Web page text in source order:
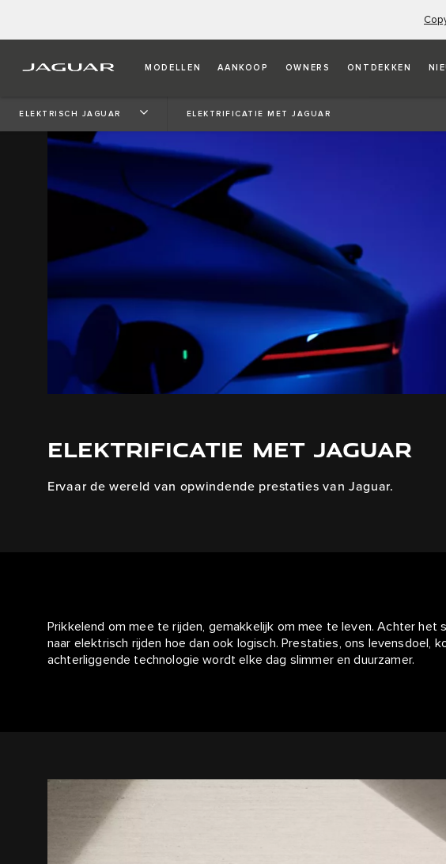
MODELLEN AANKOOP OWNERS ONTDEKKEN
ELEKTRISCH JAGUAR ELEKTRIFICATIE MET JAGUAR
ELEKTRIFICATIE MET JAGUAR
Ervaar de wereld van opwindende prestaties van Jaguar.
Prikkelend om mee te rijden, gemakkelijk om mee te leven. Achter het
naar elektrisch rijden hoe dan ook logisch. Prestaties, ons levensdoel,
achterliggende technologie wordt elke dag slimmer en duurzamer.